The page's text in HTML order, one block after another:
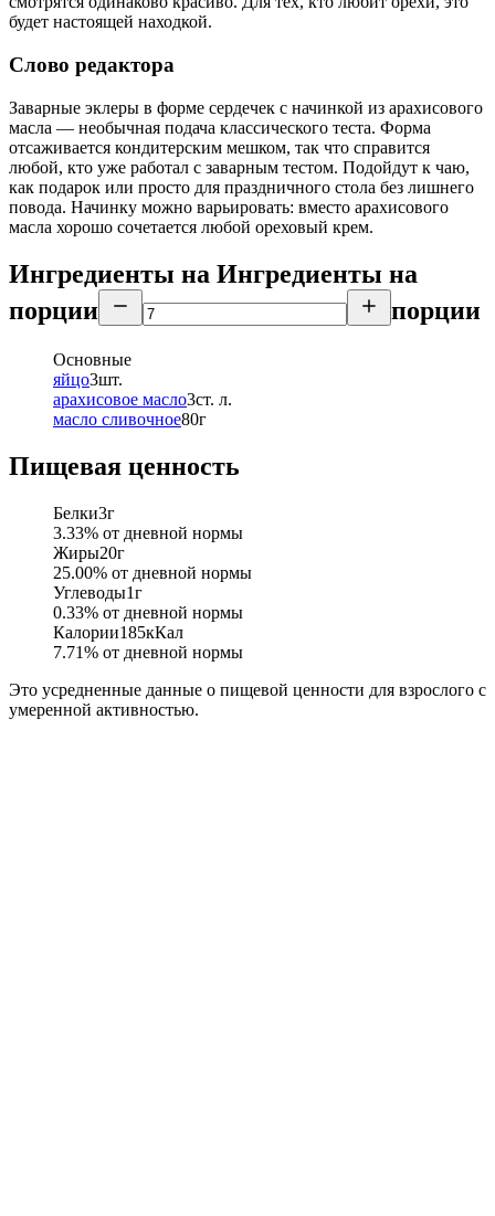
будет настоящей находкой.
Слово редактора
Заварные эклеры в форме сердечек с начинкой из арахисового
масла — необычная подача классического теста. Форма
отсаживается кондитерским мешком, так что справится
любой, кто уже работал с заварным тестом. Подойдут к чаю,
как подарок или просто для праздничного стола без лишнего
повода. Начинку можно варьировать: вместо арахисового
масла хорошо сочетается любой ореховый крем.
Ингредиенты на Ингредиенты на
порции
порции
Основные
яйцо3шт.
арахисовое масло3ст. л.
масло сливочное80г
Пищевая ценность
Белки3г
3.33% от дневной нормы
Жиры20г
25.00% от дневной нормы
Углеводы1г
0.33% от дневной нормы
Калории185кКал
7.71% от дневной нормы
Это усредненные данные о пищевой ценности для взрослого с
умеренной активностью.